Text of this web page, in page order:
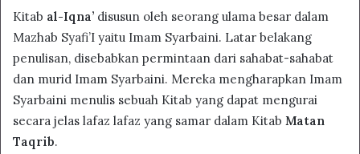
Kitab al-Iqna’ disusun oleh seorang ulama besar dalam
Mazhab Syafi’I yaitu Imam Syarbaini. Latar belakang
penulisan, disebabkan permintaan dari sahabat-sahabat
dan murid Imam Syarbaini. Mereka mengharapkan Imam
Syarbaini menulis sebuah Kitab yang dapat mengurai
secara jelas lafaz lafaz yang samar dalam Kitab Matan
Taqrib.